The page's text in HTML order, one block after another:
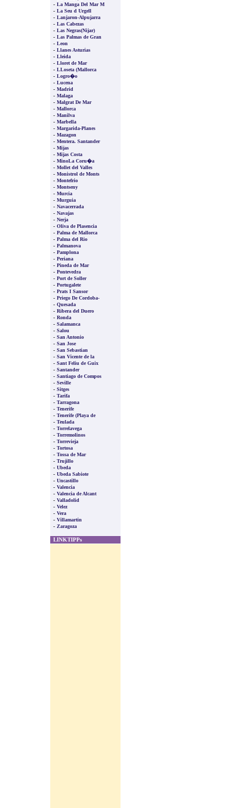
- La Manga Del Mar M
- La Seu d Urgell
- Lanjaron-Alpujarra
- Las Cabezas
- Las Negras(Nijar)
- Las Palmas de Gran
- Leon
- Llanes Asturias
- Lleida
- Lloret de Mar
- LLoseta (Mallorca
- Logro�o
- Lucena
- Madrid
- Malaga
- Malgrat De Mar
- Mallorca
- Manilva
- Marbella
- Margarida-Planes
- Mazagon
- Mentera. Santander
- Mijas
- Mijas Costa
- MinoLa Coru�a
- Mollet del Valles
- Monistrol de Monts
- Montefrio
- Montseny
- Murcia
- Murguia
- Navacerrada
- Navajas
- Nerja
- Oliva de Plasencia
- Palma de Mallorca
- Palma del Rio
- Palmanova
- Pamplona
- Periana
- Pineda de Mar
- Pontevedra
- Port de Soller
- Portugalete
- Prats I Sansor
- Priego De Cordoba-
- Quesada
- Ribera del Duero
- Ronda
- Salamanca
- Salou
- San Antonio
- San Jose
- San Sebastian
- San Vicente de la
- Sant Feliu de Guix
- Santander
- Santiago de Compos
- Seville
- Sitges
- Tarifa
- Tarragona
- Tenerife
- Tenerife (Playa de
- Teulada
- Torrelavega
- Torremolinos
- Torrevieja
- Tortosa
- Tossa de Mar
- Trujillo
- Ubeda
- Ubeda Sabiote
- Uncastillo
- Valencia
- Valencia de Alcant
- Valladolid
- Velez
- Vera
- Villamartin
- Zaragoza
LINKTIPPs